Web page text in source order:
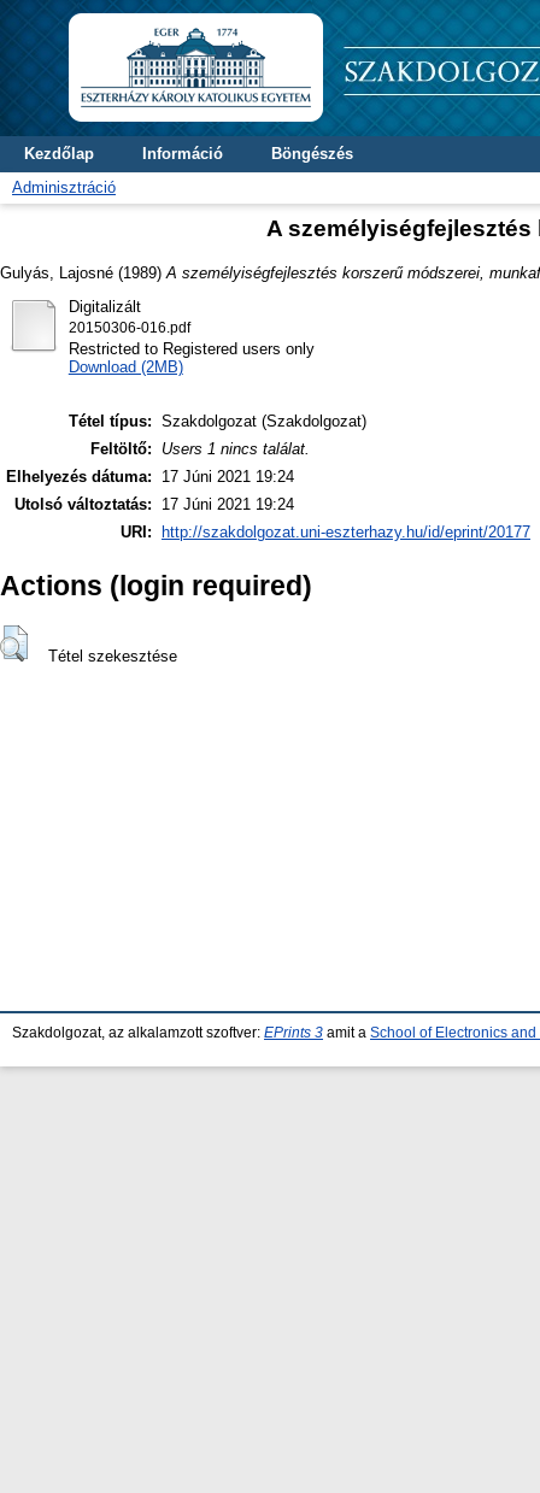
Kezdőlap Információ
Böngészés
Adminisztráció
A
Gulyás, Lajosné (1989) A személyiségfejlesztés korszerű módszerei,
Digitalizált
20150306-016.pdf
Restricted to Registered users only
Download (2MB)
Tétel típus: Szakdolgozat (Szakdolgozat)
Feltöltő:
Users 1 nincs találat.
Elhelyezés dátuma:
17 Júni 2021 19:24
Utolsó változtatás:
17 Júni 2021 19:24
URI:
http://szakdolgozat.uni-eszterhazy.hu/id/eprint/20177
Actions (login required)
Tétel szekesztése
Szakdolgozat, az alkalamzott szoftver: EPrints 3 amit a School of Electronics